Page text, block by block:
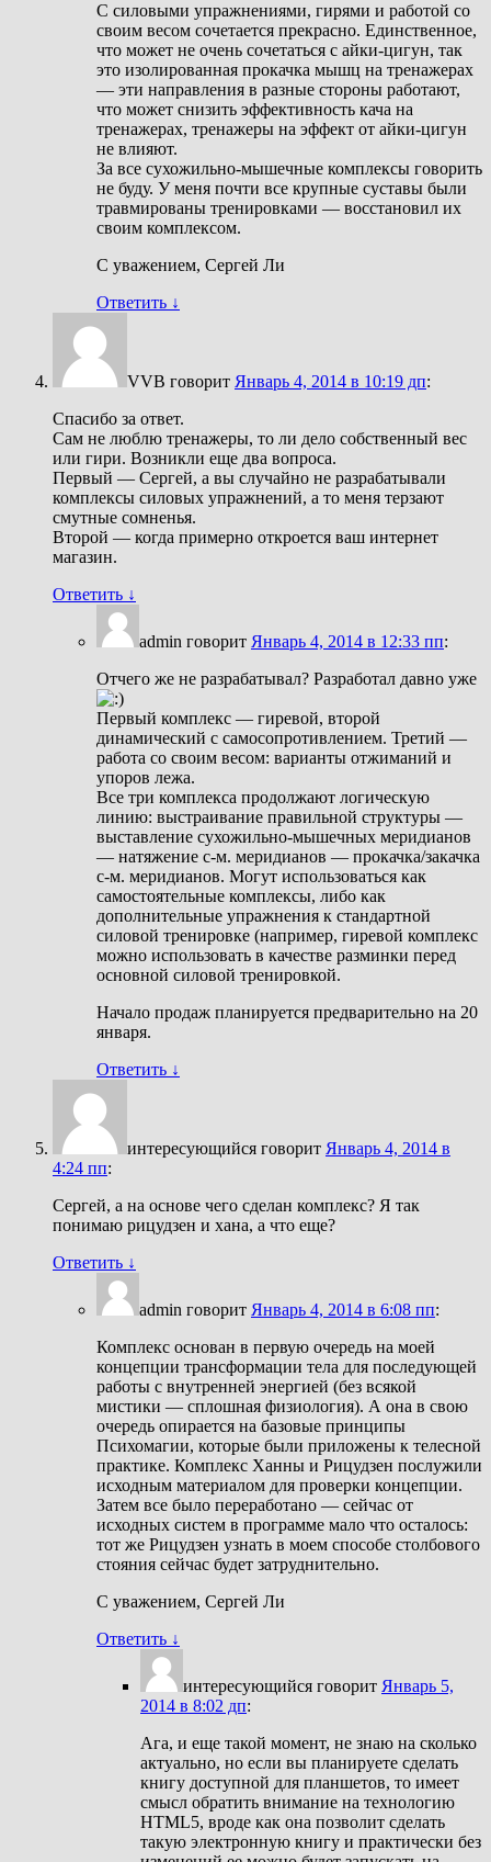
С силовыми упражнениями, гирями и работой со
своим весом сочетается прекрасно. Единственное,
что может не очень сочетаться с айки-цигун, так
это изолированная прокачка мышц на тренажерах
— эти направления в разные стороны работают,
что может снизить эффективность кача на
тренажерах, тренажеры на эффект от айки-цигун
не влияют.
За все сухожильно-мышечные комплексы говорить
не буду. У меня почти все крупные суставы были
травмированы тренировками — восстановил их
своим комплексом.
С уважением, Сергей Ли
Ответить ↓
VVB говорит Январь 4, 2014 в 10:19 дп:
Спасибо за ответ.
Сам не люблю тренажеры, то ли дело собственный вес
или гири. Возникли еще два вопроса.
Первый — Сергей, а вы случайно не разрабатывали
комплексы силовых упражнений, а то меня терзают
смутные сомненья.
Второй — когда примерно откроется ваш интернет
магазин.
Ответить ↓
admin говорит Январь 4, 2014 в 12:33 пп:
Отчего же не разрабатывал? Разработал давно уже
Первый комплекс — гиревой, второй
динамический с самосопротивлением. Третий —
работа со своим весом: варианты отжиманий и
упоров лежа.
Все три комплекса продолжают логическую
линию: выстраивание правильной структуры —
выставление сухожильно-мышечных меридианов
— натяжение с-м. меридианов — прокачка/закачка
с-м. меридианов. Могут использоваться как
самостоятельные комплексы, либо как
дополнительные упражнения к стандартной
силовой тренировке (например, гиревой комплекс
можно использовать в качестве разминки перед
основной силовой тренировкой.
Начало продаж планируется предварительно на 20
января.
Ответить ↓
интересующийся говорит Январь 4, 2014 в
4:24 пп:
Сергей, а на основе чего сделан комплекс? Я так
понимаю рицудзен и хана, а что еще?
Ответить ↓
admin говорит Январь 4, 2014 в 6:08 пп:
Комплекс основан в первую очередь на моей
концепции трансформации тела для последующей
работы с внутренней энергией (без всякой
мистики — сплошная физиология). А она в свою
очередь опирается на базовые принципы
Психомагии, которые были приложены к телесной
практике. Комплекс Ханны и Рицудзен послужили
исходным материалом для проверки концепции.
Затем все было переработано — сейчас от
исходных систем в программе мало что осталось:
тот же Рицудзен узнать в моем способе столбового
стояния сейчас будет затруднительно.
С уважением, Сергей Ли
Ответить ↓
интересующийся говорит Январь 5,
2014 в 8:02 дп:
Ага, и еще такой момент, не знаю на сколько
актуально, но если вы планируете сделать
книгу доступной для планшетов, то имеет
смысл обратить внимание на технологию
HTML5, вроде как она позволит сделать
такую электронную книгу и практически без